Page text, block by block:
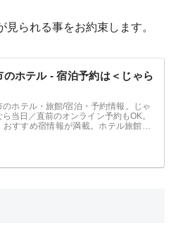
られる事をお約束します。
のホテル - 宿泊予約は＜じゃら
のホテル・旅館/宿泊・予約情報。じゃ
ら当日／直前のオンライン予約もOK。
おすすめ宿情報が満載。ホテル旅館の